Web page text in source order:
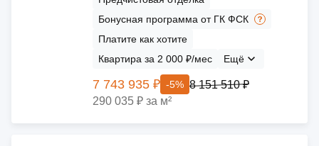
Бонусная программа от ГК ФСК
Платите как хотите
Квартира за 2 000 ₽/мес
Ещё
7 743 935 ₽ -5% 8 151 510 ₽
290 035 ₽ за м²